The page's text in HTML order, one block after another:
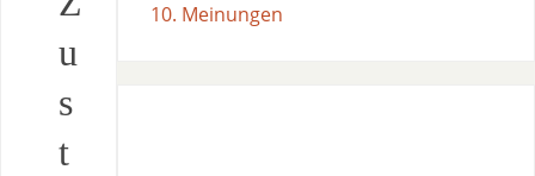
u
s
t
10. Meinungen